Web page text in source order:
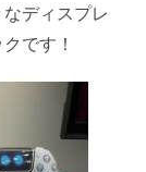
ディスプレ
です！